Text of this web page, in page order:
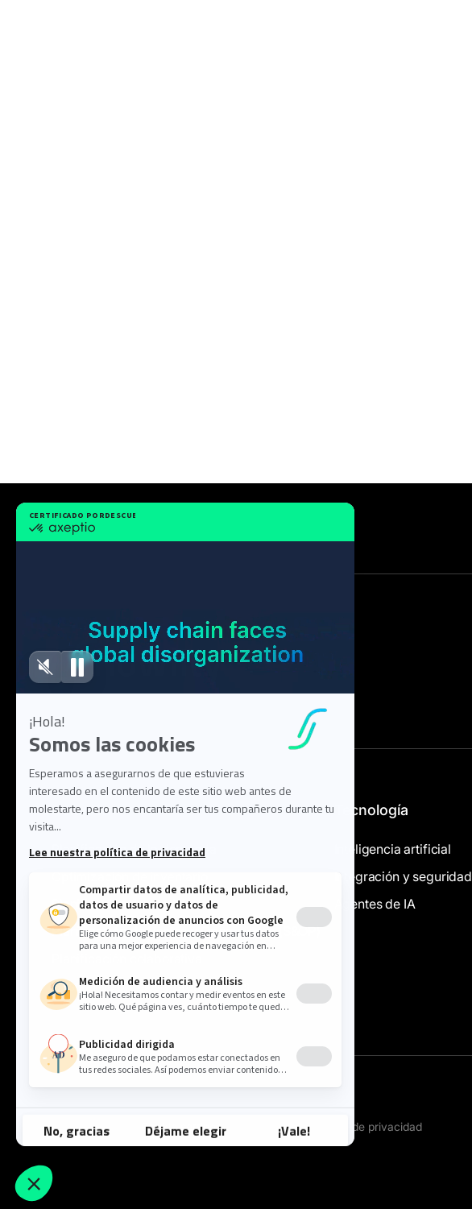
Solución
Planificación de la demanda
Planificación de suministro
Planificación de Ventas y Operaciones (S&OP)
Gestión de precios y promociones
Tecnología
Inteligencia artificial
Integración y seguridad
Agentes de IA
Cookie settings Política de privacidad